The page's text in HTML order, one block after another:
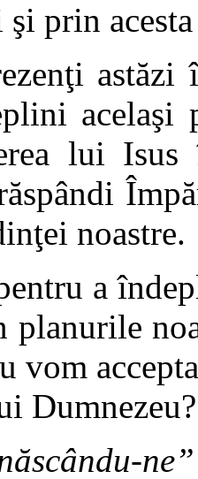
prin
astăzi
acelaşi
lui
noastre.
a
planurile
vom
Dumnezeu?
ne”